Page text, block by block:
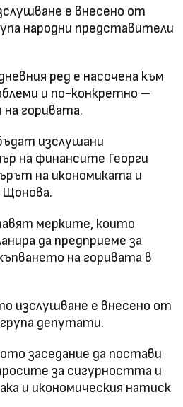
е внесено от
народни представители
ред е насочена към
и по-конкретно –
горивата.
изслушани
на финансите Георги
на икономиката и
мерките, които
да предприеме за
на горивата в
изслушване е внесено от
депутати.
заседание да постави
за сигурността и
и икономическия натиск